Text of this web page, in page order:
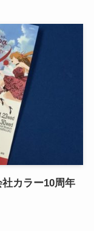
カラー10周年